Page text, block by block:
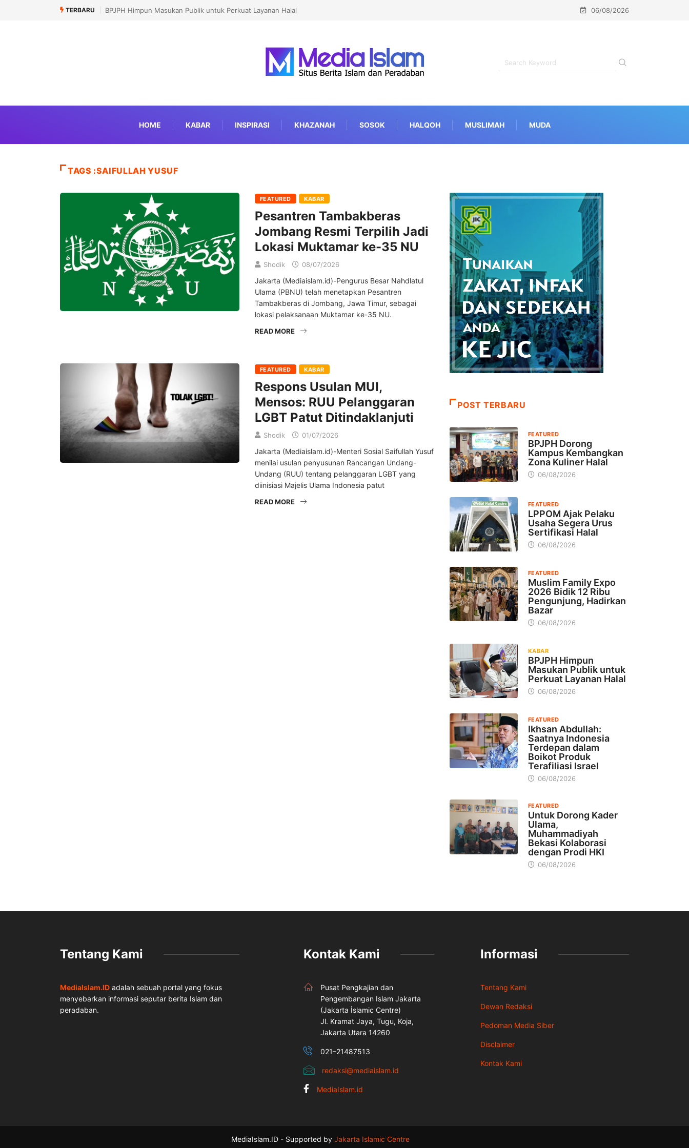
TERBARU BPJPH Himpun Masukan Publik untuk Perkuat Layanan Halal 06/08/2026
HOME KABAR INSPIRASI KHAZANAH SOSOK HALQOH MUSLIMAH MUDA
TAGS :SAIFULLAH YUSUF
FEATURED KABAR
Pesantren Tambakberas
Jombang Resmi Terpilih Jadi
Lokasi Muktamar ke-35 NU
Shodik 08/07/2026
Jakarta (Mediaislam.id)-Pengurus Besar Nahdlatul
Ulama (PBNU) telah menetapkan Pesantren
Tambakberas di Jombang, Jawa Timur, sebagai
lokasi pelaksanaan Muktamar ke-35 NU.
READ MORE
FEATURED KABAR
Respons Usulan MUI,
Mensos: RUU Pelanggaran
LGBT Patut Ditindaklanjuti
Shodik 01/07/2026
Jakarta (Mediaislam.id)-Menteri Sosial Saifullah Yusuf
menilai usulan penyusunan Rancangan Undang-
Undang (RUU) tentang pelanggaran LGBT yang
diinisiasi Majelis Ulama Indonesia patut
READ MORE
POST TERBARU
FEATURED
BPJPH Dorong
Kampus Kembangkan
Zona Kuliner Halal
06/08/2026
FEATURED
LPPOM Ajak Pelaku
Usaha Segera Urus
Sertifikasi Halal
06/08/2026
FEATURED
Muslim Family Expo
2026 Bidik 12 Ribu
Pengunjung, Hadirkan
Bazar
06/08/2026
KABAR
BPJPH Himpun
Masukan Publik untuk
Perkuat Layanan Halal
06/08/2026
FEATURED
Ikhsan Abdullah:
Saatnya Indonesia
Terdepan dalam
Boikot Produk
Terafiliasi Israel
06/08/2026
FEATURED
Untuk Dorong Kader
Ulama,
Muhammadiyah
Bekasi Kolaborasi
dengan Prodi HKI
06/08/2026
Tentang Kami
MediaIslam.ID adalah sebuah portal yang fokus
menyebarkan informasi seputar berita Islam dan
peradaban.
Kontak Kami
Pusat Pengkajian dan
Pengembangan Islam Jakarta
(Jakarta İslamic Centre)
Jl. Kramat Jaya, Tugu, Koja,
Jakarta Utara 14260
021–21487513
redaksi@mediaislam.id
MediaIslam.id
Informasi
Tentang Kami
Dewan Redaksi
Pedoman Media Siber
Disclaimer
Kontak Kami
MediaIslam.ID - Supported by Jakarta Islamic Centre